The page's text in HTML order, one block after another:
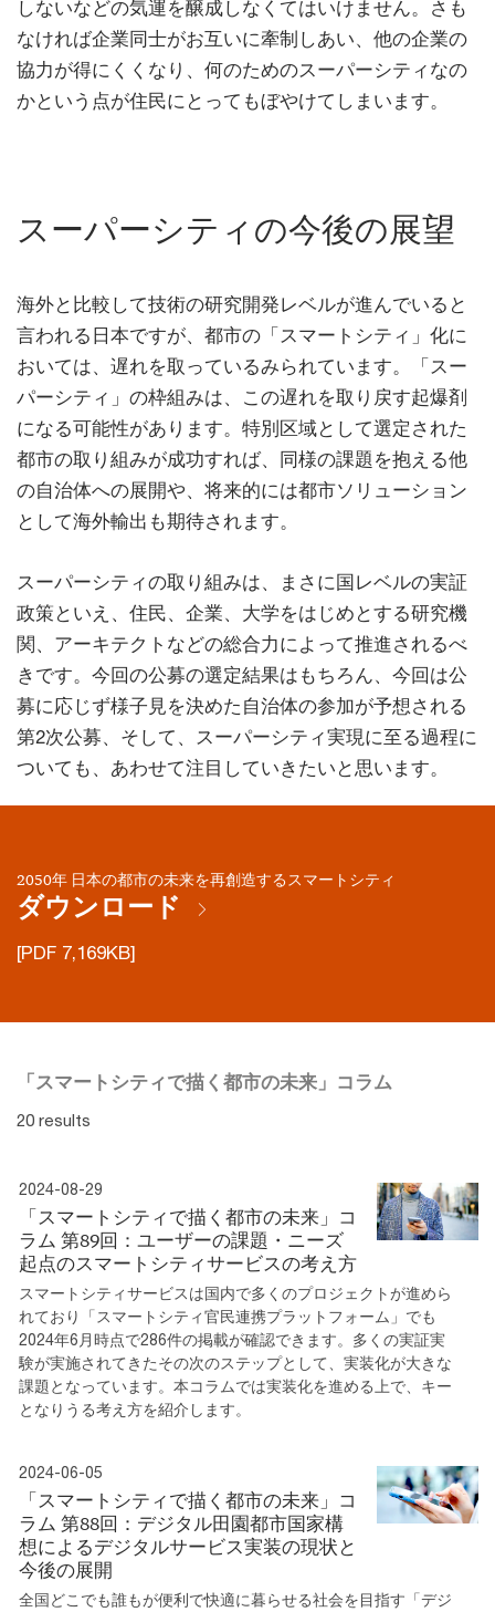
しないなどの気運を醸成しなくてはいけません。さも
なければ企業同士がお互いに牽制しあい、他の企業の
協力が得にくくなり、何のためのスーパーシティなの
かという点が住民にとってもぼやけてしまいます。
スーパーシティの今後の展望
海外と比較して技術の研究開発レベルが進んでいると
言われる日本ですが、都市の「スマートシティ」化に
おいては、遅れを取っているみられています。「スー
パーシティ」の枠組みは、この遅れを取り戻す起爆剤
になる可能性があります。特別区域として選定された
都市の取り組みが成功すれば、同様の課題を抱える他
の自治体への展開や、将来的には都市ソリューション
として海外輸出も期待されます。
スーパーシティの取り組みは、まさに国レベルの実証
政策といえ、住民、企業、大学をはじめとする研究機
関、アーキテクトなどの総合力によって推進されるべ
きです。今回の公募の選定結果はもちろん、今回は公
募に応じず様子見を決めた自治体の参加が予想される
第2次公募、そして、スーパーシティ実現に至る過程に
ついても、あわせて注目していきたいと思います。
2050年 日本の都市の未来を再創造するスマートシティ
ダウンロード
[PDF 7,169KB]
「スマートシティで描く都市の未来」コラム
20 results
2024-08-29
「スマートシティで描く都市の未来」コ
ラム 第89回：ユーザーの課題・ニーズ
起点のスマートシティサービスの考え方
スマートシティサービスは国内で多くのプロジェクトが進めら
れており「スマートシティ官民連携プラットフォーム」でも
2024年6月時点で286件の掲載が確認できます。多くの実証実
験が実施されてきたその次のステップとして、実装化が大きな
課題となっています。本コラムでは実装化を進める上で、キー
となりうる考え方を紹介します。
2024-06-05
「スマートシティで描く都市の未来」コ
ラム 第88回：デジタル田園都市国家構
想によるデジタルサービス実装の現状と
今後の展開
全国どこでも誰もが便利で快適に暮らせる社会を目指す「デジ